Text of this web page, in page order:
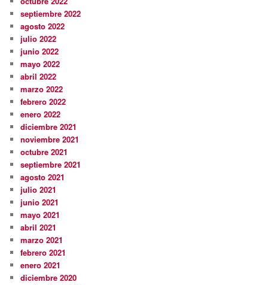
septiembre 2022
agosto 2022
julio 2022
junio 2022
mayo 2022
abril 2022
marzo 2022
febrero 2022
enero 2022
diciembre 2021
noviembre 2021
octubre 2021
septiembre 2021
agosto 2021
julio 2021
junio 2021
mayo 2021
abril 2021
marzo 2021
febrero 2021
enero 2021
diciembre 2020